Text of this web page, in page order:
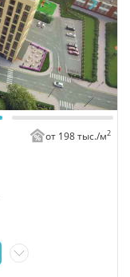
от 198 тыс./м2